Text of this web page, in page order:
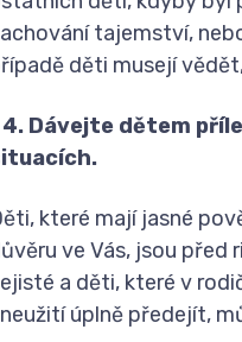
tajemství,
děti musejí
4. Dávejte dětem
které mají jasné
ve Vás, jsou před
a děti, které v
úplně předejít,